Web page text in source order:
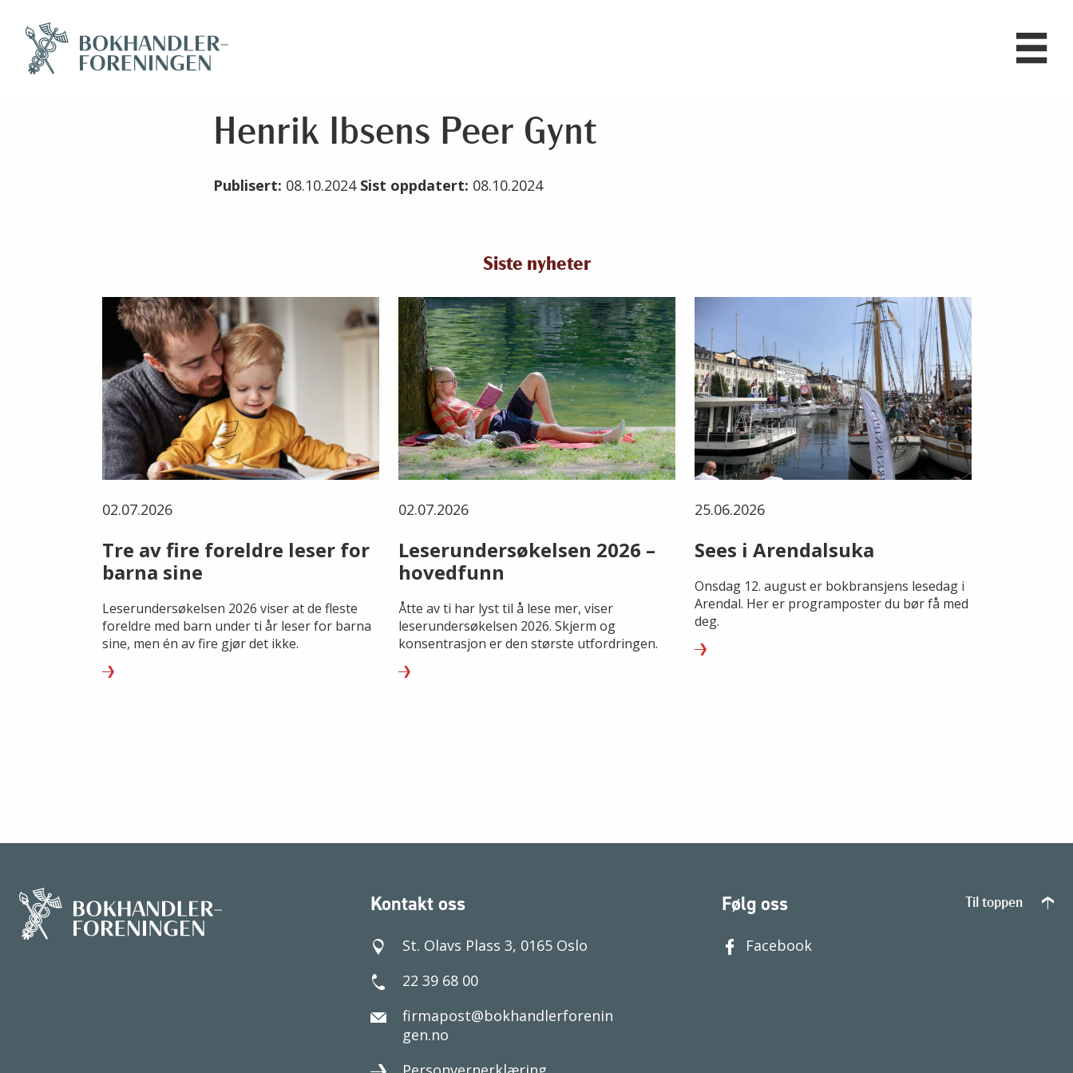
Henrik Ibsens Peer Gynt
Publisert: 08.10.2024 Sist oppdatert: 08.10.2024
Siste nyheter
02.07.2026
Tre av fire foreldre leser for
barna sine
Leserundersøkelsen 2026 viser at de fleste
foreldre med barn under ti år leser for barna
sine, men én av fire gjør det ikke.
02.07.2026
Leserundersøkelsen 2026 –
hovedfunn
Åtte av ti har lyst til å lese mer, viser
leserundersøkelsen 2026. Skjerm og
konsentrasjon er den største utfordringen.
25.06.2026
Sees i Arendalsuka
Onsdag 12. august er bokbransjens lesedag i
Arendal. Her er programposter du bør få med
deg.
Kontakt oss
St. Olavs Plass 3, 0165 Oslo
22 39 68 00
firmapost@bokhandlerforenin
gen.no
Følg oss
Facebook
Til toppen